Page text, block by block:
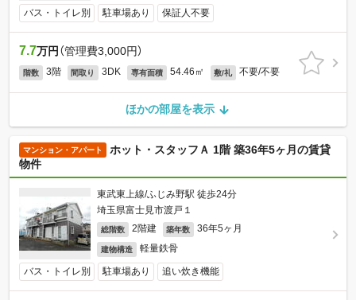
バス・トイレ別 駐車場あり 保証人不要
7.7万円 （管理費3,000円）
階数 3階 間取り 3DK 専有面積 54.46㎡ 敷/礼 不要/不要
ほかの部屋を表示
マンション・アパート
ホット・スタッフＡ 1階 築36年5ヶ月の賃貸
物件
東武東上線/ふじみ野駅 徒歩24分
埼玉県富士見市渡戸１
総階数 2階建 築年数 36年5ヶ月
建物構造 軽量鉄骨
バス・トイレ別 駐車場あり 追い炊き機能